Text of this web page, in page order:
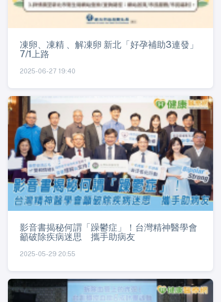
凍卵、凍精 、解凍卵 新北「好孕補助3連發」
7/1上路
2025-06-27 19:40
影音書揭秘何謂「躁鬱症」！台灣精神醫學會
籲破除疾病迷思 攜手助病友
2025-05-29 20:55